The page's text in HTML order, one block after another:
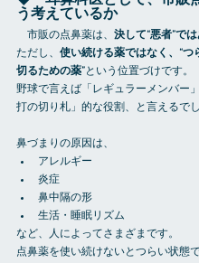
う考えているか
市販の点鼻薬は、 決して“悪者”では
ただし、 使い続ける薬ではなく、“つ
切るための薬”という位置づけです。
野球で言えば「レギュラーメンバー
打の切り札」的な役割、と言えるでし
鼻づまりの原因は、
アレルギー
炎症
鼻中隔の形
生活・睡眠リズム
など、人によってさまざまです。
点鼻薬を使い続けないとつらい状態で